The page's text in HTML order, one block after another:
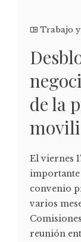
Trabajo
de la
El viernes
importante
convenio
varios
reunión